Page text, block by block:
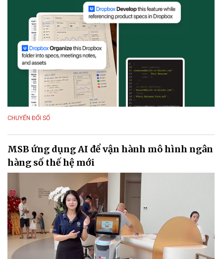
CHUYỂN ĐỔI SỐ
MSB ứng dụng AI để vận hành mô hình ngân
hàng số thế hệ mới